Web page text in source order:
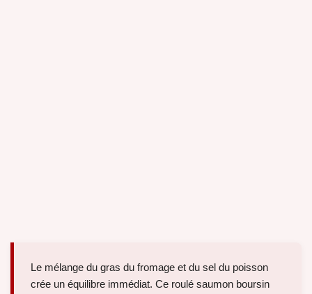
Le mélange du gras du fromage et du sel du poisson
crée un équilibre immédiat. Ce roulé saumon boursin